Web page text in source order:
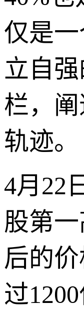
仅是
立自
栏，
轨迹。
4月22
股第
后的
过1200